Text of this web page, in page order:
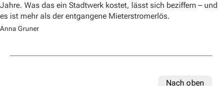
Jahre. Was das ein Stadtwerk kostet, lässt sich beziffern – und
es ist mehr als der entgangene Mieterstromerlös.
Anna Gruner
Nach oben